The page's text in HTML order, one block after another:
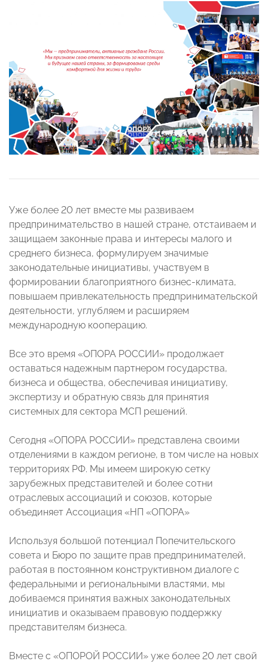
Уже более 20 лет вместе мы развиваем
предпринимательство в нашей стране, отстаиваем и
защищаем законные права и интересы малого и
среднего бизнеса, формулируем значимые
законодательные инициативы, участвуем в
формировании благоприятного бизнес-климата,
повышаем привлекательность предпринимательской
деятельности, углубляем и расширяем
международную кооперацию.
Все это время «ОПОРА РОССИИ» продолжает
оставаться надежным партнером государства,
бизнеса и общества, обеспечивая инициативу,
экспертизу и обратную связь для принятия
системных для сектора МСП решений.
Сегодня «ОПОРА РОССИИ» представлена своими
отделениями в каждом регионе, в том числе на новых
территориях РФ. Мы имеем широкую сетку
зарубежных представителей и более сотни
отраслевых ассоциаций и союзов, которые
объединяет Ассоциация «НП «ОПОРА»
Используя большой потенциал Попечительского
совета и Бюро по защите прав предпринимателей,
работая в постоянном конструктивном диалоге с
федеральными и региональными властями, мы
добиваемся принятия важных законодательных
инициатив и оказываем правовую поддержку
представителям бизнеса.
Вместе с «ОПОРОЙ РОССИИ» уже более 20 лет свой